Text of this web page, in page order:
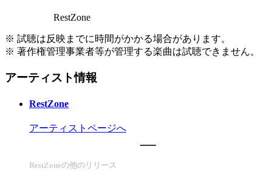
RestZone
※ 試聴は反映までに時間がかかる場合があります。
※ 著作権管理事業者等が管理する楽曲は試聴できません。
アーティスト情報
RestZone
アーティストページへ
RestZoneの他のリリース